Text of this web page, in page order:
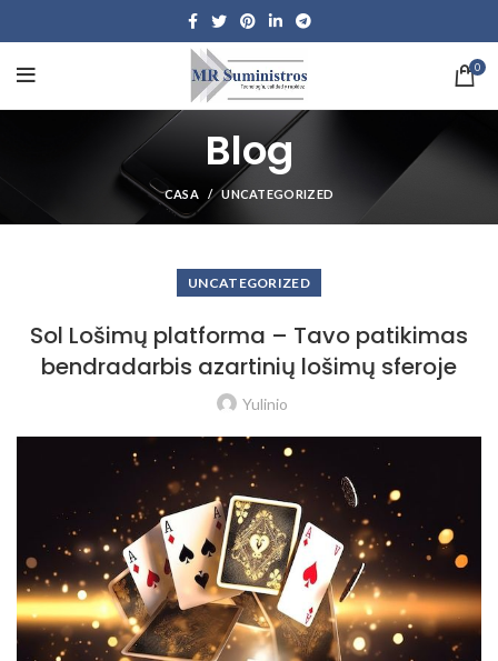
0
Blog
CASA UNCATEGORIZED
UNCATEGORIZED
Sol Lošimų platforma – Tavo patikimas
bendradarbis azartinių lošimų sferoje
Yulinio